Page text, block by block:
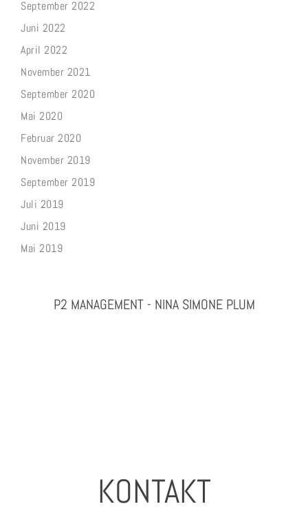
September 2022
Juni 2022
April 2022
November 2021
September 2020
Mai 2020
Februar 2020
November 2019
September 2019
Juli 2019
Juni 2019
Mai 2019
P2 MANAGEMENT - NINA SIMONE PLUM
KONTAKT